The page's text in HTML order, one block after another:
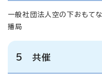
一般社団法人空の下おもて
播局
5 共催